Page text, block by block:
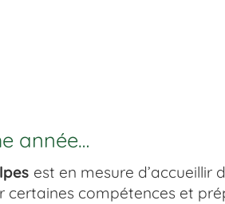
année…
est en mesure d’accueillir
certaines compétences et